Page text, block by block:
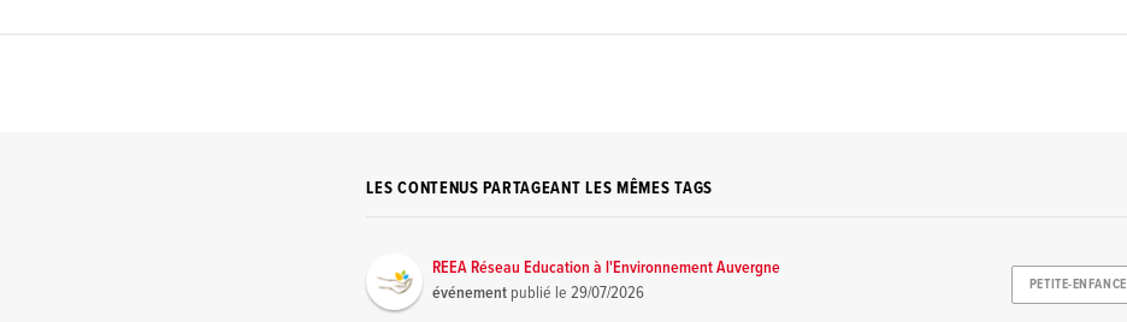
LES CONTENUS PARTAGEANT LES MÊMES TAGS
PETITE-ENFANCE
REEA Réseau Education à l'Environnement Auvergne
événement publié le29/07/2026